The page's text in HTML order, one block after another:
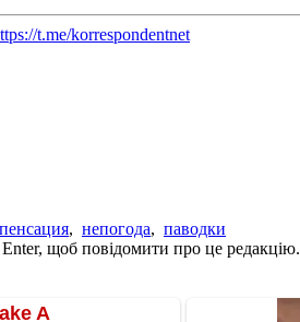
t.me/korrespondentnet
, непогода, паводки
щоб повідомити про це редакцію.